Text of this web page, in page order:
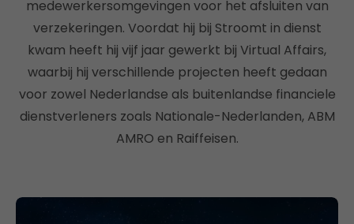
medewerkersomgevingen voor het afsluiten van
verzekeringen. Voordat hij bij Stroomt in dienst
kwam heeft hij vijf jaar gewerkt bij Virtual Affairs,
waarbij hij verschillende projecten heeft gedaan
voor zowel Nederlandse als buitenlandse financiele
dienstverleners zoals Nationale-Nederlanden, ABM
AMRO en Raiffeisen.